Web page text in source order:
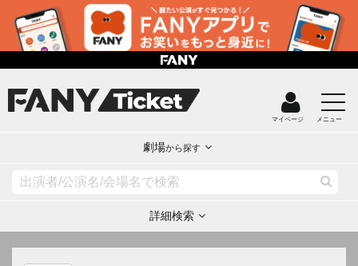
マイページ メニュー
劇場から探す
詳細検索